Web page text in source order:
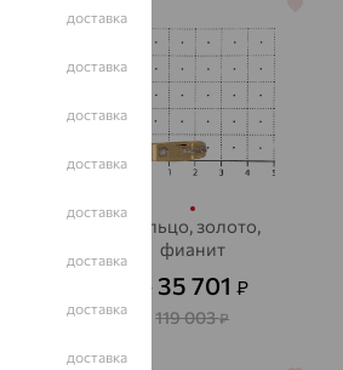
Кольцо, золото,
фианит
от 35 701 ₽
119 003₽
доставка
доставка
доставка
доставка
доставка
доставка
доставка
доставка